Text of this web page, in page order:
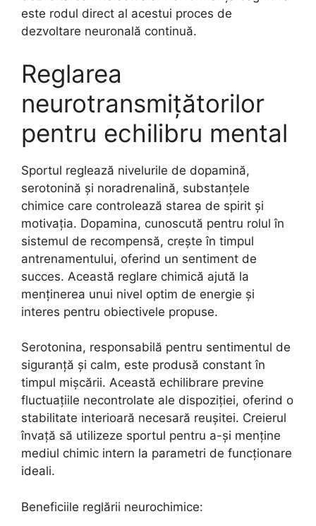
este rodul direct al acestui proces de
dezvoltare neuronală continuă.
Reglarea
neurotransmițătorilor
pentru echilibru mental
Sportul reglează nivelurile de dopamină,
serotonină și noradrenalină, substanțele
chimice care controlează starea de spirit și
motivația. Dopamina, cunoscută pentru rolul în
sistemul de recompensă, crește în timpul
antrenamentului, oferind un sentiment de
succes. Această reglare chimică ajută la
menținerea unui nivel optim de energie și
interes pentru obiectivele propuse.
Serotonina, responsabilă pentru sentimentul de
siguranță și calm, este produsă constant în
timpul mișcării. Această echilibrare previne
fluctuațiile necontrolate ale dispoziției, oferind o
stabilitate interioară necesară reușitei. Creierul
învață să utilizeze sportul pentru a-și menține
mediul chimic intern la parametri de funcționare
ideali.
Beneficiile reglării neurochimice: